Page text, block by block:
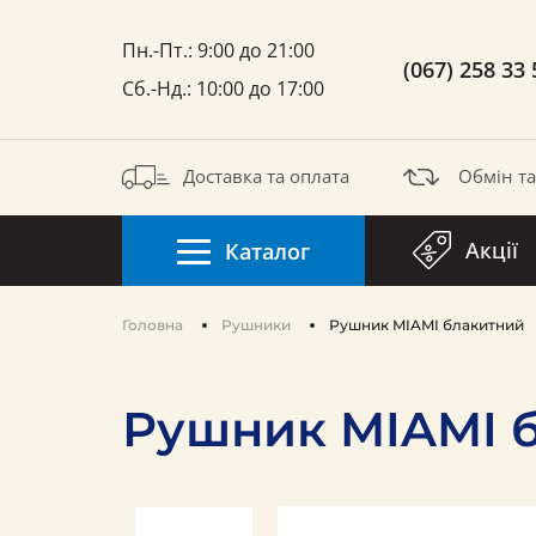
Пн.-Пт.: 9:00 до 21:00
Сб.-Нд.: 10:00 до 17:00
(067) 258 33
Доставка та оплата Обмін
Каталог Акції
Головна Рушники Рушник MIAMI блакитний
Рушник MIAMI